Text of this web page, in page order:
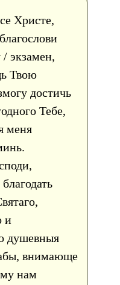
Христе,
экзамен,
Твою
достичь
Тебе,
меня
и
душевныя
внимающе
нам